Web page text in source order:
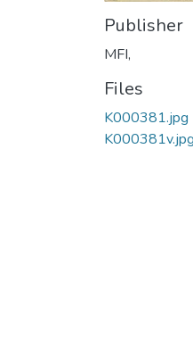
Publisher
MFI,
Files
K000381.jpg
K000381v.jpg